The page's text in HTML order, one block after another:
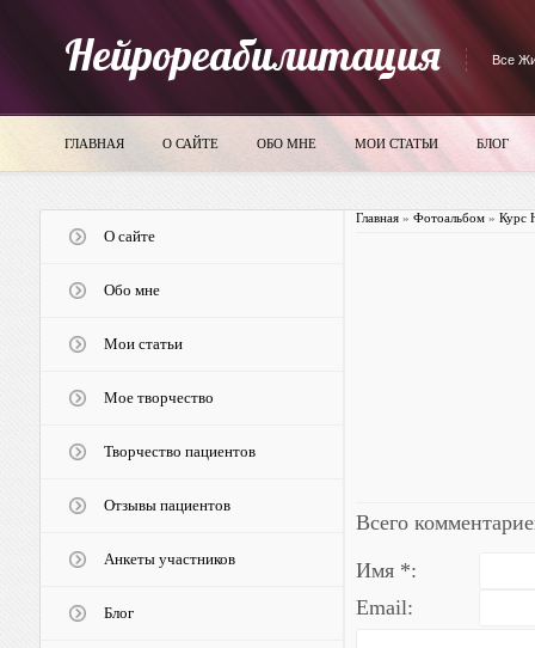
Нейрореабилитация Все
ГЛАВНАЯ О САЙТЕ ОБО МНЕ МОИ СТАТЬИ БЛОГ
О сайте
Обо мне
Мои статьи
Мое творчество
Творчество пациентов
Отзывы пациентов
Анкеты участников
Блог
Главная» Фотоальбом» Курс
Всего
Имя *:
Email: